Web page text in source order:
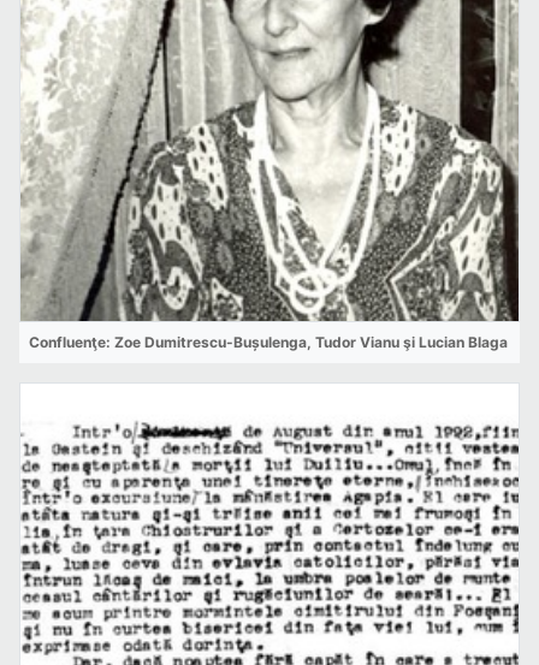
Confluenţe: Zoe Dumitrescu-Bușulenga, Tudor Vianu şi Lucian Blaga